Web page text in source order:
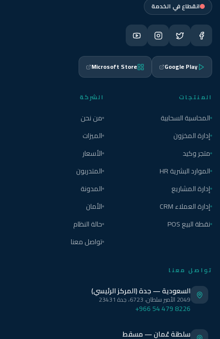
انقطاع في الخدمة
Google Play
Microsoft Store
المنتجات
المحاسبة السحابية
إدارة المخزون
متجر وكيد
الموارد البشرية HR
إدارة المشاريع
إدارة العملاء CRM
نقطة البيع POS
الشركة
من نحن
الميزات
الأسعار
المتدربون
المدونة
الأمان
حالة النظام
تواصل معنا
تواصل معنا
السعودية — جدة (المركز الرئيسي)
2049 الأمير سلطان، 6723، جدة 23431
+966 54 479 8226
سلطنة عُمان — مسقط